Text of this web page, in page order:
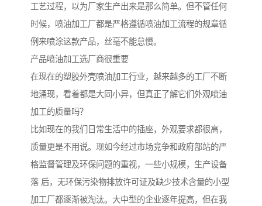
工艺过程，以为厂家生产出来是那么简单。但不管任何
时候，喷油加工厂都是严格遵循喷油加工流程的规章循
例来喷涂这款产品，丝毫不能怠慢。
产品喷油加工选厂商很重要
在现在的塑胶外壳喷油加工行业，越来越多的工厂不断
地涌现，看着都是大同小异，但真正了解它们外观喷油
加工的质量吗？
比如现在的我们日常生活中的插座，外观要求都很高，
质量更是不用说。现如今经过市场竞争和政府部站的严
格监督管理及环保问题的重视，一些小规模，生产设备
落 后，无环保污染物排放许可证及缺少技术含量的小型
加工厂都逐渐被淘汰。大中型的企业逐年提高，但在我